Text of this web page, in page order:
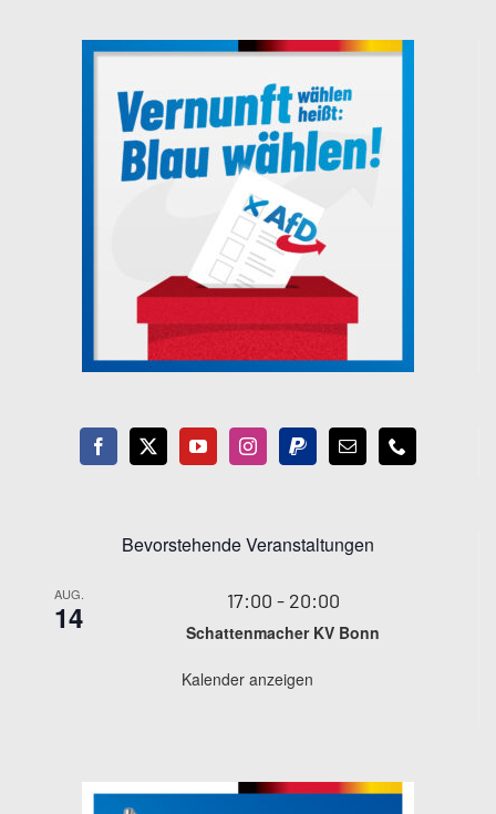
Bevorstehende Veranstaltungen
AUG.
14 17:00 - 20:00
Schattenmacher KV Bonn
Kalender anzeigen